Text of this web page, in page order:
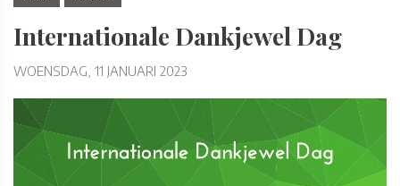
Internationale Dankjewel Dag
WOENSDAG, 11 JANUARI 2023